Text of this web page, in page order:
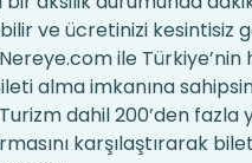
ve ücretinizi kesintisiz
ile Türkiye’nin
alma imkanına
dahil 200’den fazla
karşılaştırarak